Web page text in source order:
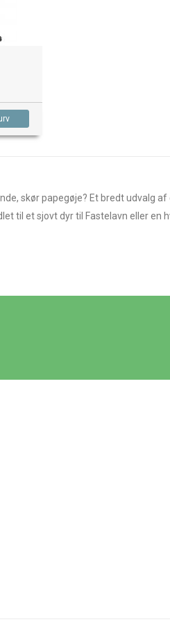
skør papegøje? Et bredt udvalg af
til et sjovt dyr til Fastelavn eller en